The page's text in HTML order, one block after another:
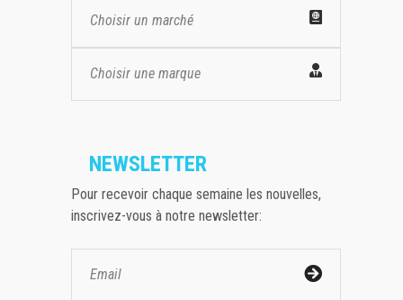
Choisir un marché
Choisir une marque
NEWSLETTER
Pour recevoir chaque semaine les nouvelles,
inscrivez-vous à notre newsletter: